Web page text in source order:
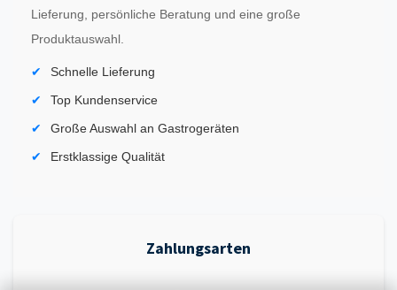
Lieferung, persönliche Beratung und eine große
Produktauswahl.
Schnelle Lieferung
Top Kundenservice
Große Auswahl an Gastrogeräten
Erstklassige Qualität
Zahlungsarten